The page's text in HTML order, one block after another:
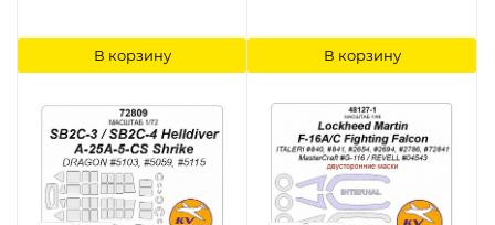
В корзину В корзину